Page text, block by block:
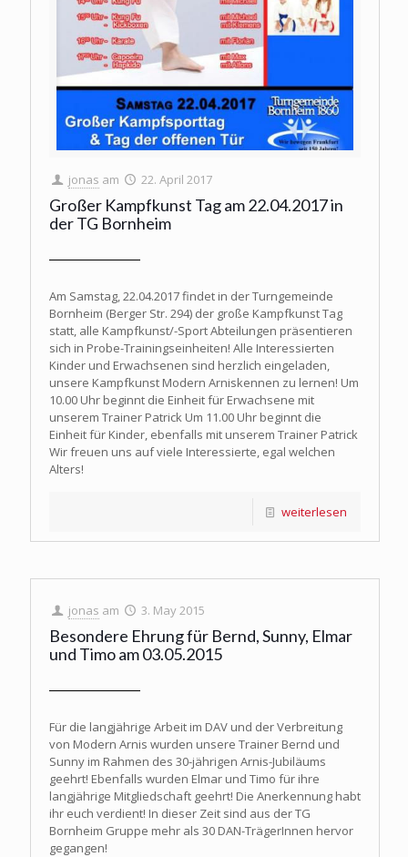
jonas am 22. April 2017
Großer Kampfkunst Tag am 22.04.2017 in
der TG Bornheim
Am Samstag, 22.04.2017 findet in der Turngemeinde
Bornheim (Berger Str. 294) der große Kampfkunst Tag
statt, alle Kampfkunst/-Sport Abteilungen präsentieren
sich in Probe-Trainingseinheiten! Alle Interessierten
Kinder und Erwachsenen sind herzlich eingeladen,
unsere Kampfkunst Modern Arniskennen zu lernen! Um
10.00 Uhr beginnt die Einheit für Erwachsene mit
unserem Trainer Patrick Um 11.00 Uhr beginnt die
Einheit für Kinder, ebenfalls mit unserem Trainer Patrick
Wir freuen uns auf viele Interessierte, egal welchen
Alters!
weiterlesen
jonas am 3. May 2015
Besondere Ehrung für Bernd, Sunny, Elmar
und Timo am 03.05.2015
Für die langjährige Arbeit im DAV und der Verbreitung
von Modern Arnis wurden unsere Trainer Bernd und
Sunny im Rahmen des 30-jährigen Arnis-Jubiläums
geehrt! Ebenfalls wurden Elmar und Timo für ihre
langjährige Mitgliedschaft geehrt! Die Anerkennung habt
ihr euch verdient! In dieser Zeit sind aus der TG
Bornheim Gruppe mehr als 30 DAN-TrägerInnen hervor
gegangen!